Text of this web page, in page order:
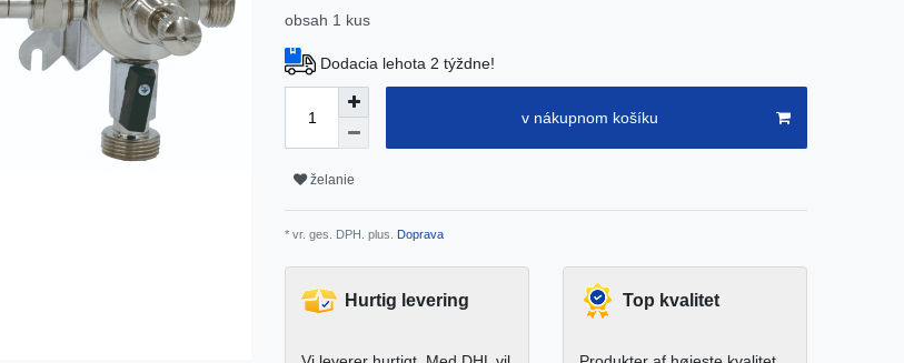
obsah 1 kus
Dodacia lehota 2 týždne!
v nákupnom košíku
želanie
* vr. ges. DPH. plus. Doprava
Hurtig levering Top kvalitet